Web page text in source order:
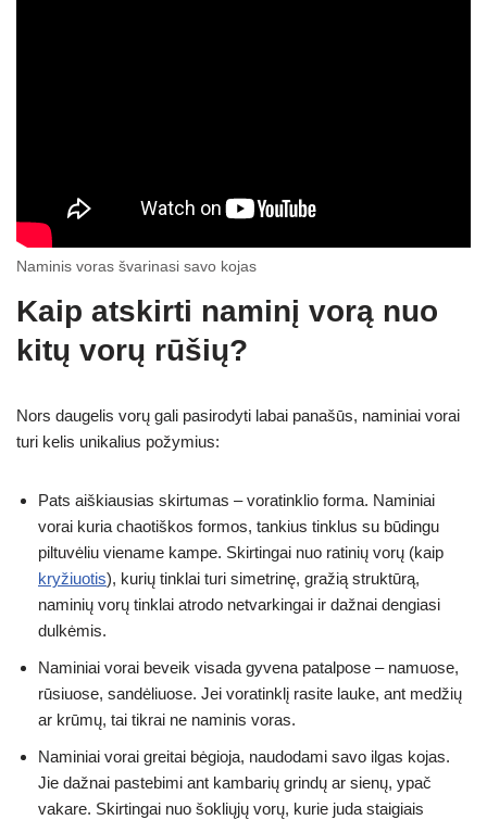
Naminis voras švarinasi savo kojas
Kaip atskirti naminį vorą nuo
kitų vorų rūšių?
Nors daugelis vorų gali pasirodyti labai panašūs, naminiai vorai
turi kelis unikalius požymius:
Pats aiškiausias skirtumas – voratinklio forma. Naminiai
vorai kuria chaotiškos formos, tankius tinklus su būdingu
piltuvėliu viename kampe. Skirtingai nuo ratinių vorų (kaip
kryžiuotis), kurių tinklai turi simetrinę, gražią struktūrą,
naminių vorų tinklai atrodo netvarkingai ir dažnai dengiasi
dulkėmis.
Naminiai vorai beveik visada gyvena patalpose – namuose,
rūsiuose, sandėliuose. Jei voratinklį rasite lauke, ant medžių
ar krūmų, tai tikrai ne naminis voras.
Naminiai vorai greitai bėgioja, naudodami savo ilgas kojas.
Jie dažnai pastebimi ant kambarių grindų ar sienų, ypač
vakare. Skirtingai nuo šokliųjų vorų, kurie juda staigiais